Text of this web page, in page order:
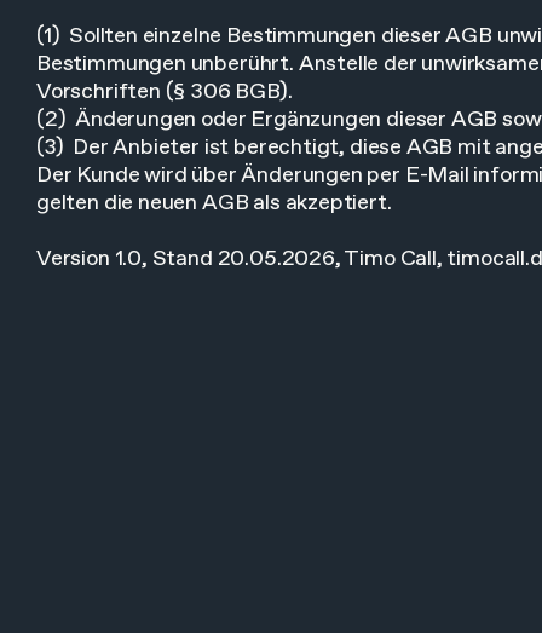
(1) Sollten einzelne Bestimmungen dieser AGB
Bestimmungen unberührt. Anstelle der
Vorschriften (§ 306 BGB).
(2) Änderungen oder Ergänzungen dieser AGB
(3) Der Anbieter ist berechtigt, diese AGB mit
Der Kunde wird über Änderungen per E-Mail
gelten die neuen AGB als akzeptiert.
Version 1.0, Stand 20.05.2026, Timo Call,